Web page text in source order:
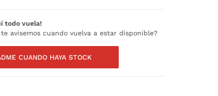
todo vuela!
avisemos cuando vuelva a estar disponible?
CUANDO HAYA STOCK